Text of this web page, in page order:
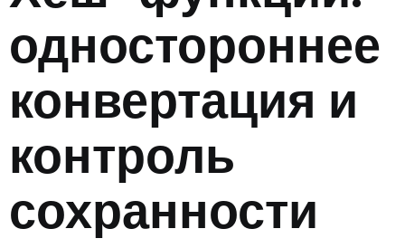
одностороннее
конвертация и
контроль
сохранности